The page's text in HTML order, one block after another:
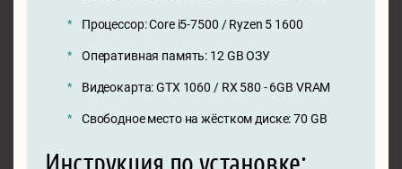
Процессор: Core i5-7500 / Ryzen 5 1600
Оперативная память: 12 GB ОЗУ
Видеокарта: GTX 1060 / RX 580 - 6GB VRAM
Свободное место на жёстком диске: 70 GB
Инструкция по установке: